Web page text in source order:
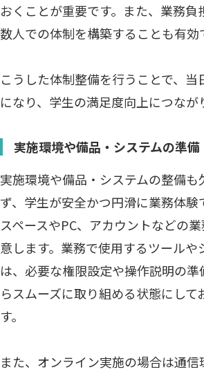
おくことが重要です。また、業務
数人での体制を構築することも有効
こうした体制整備を行うことで、当
になり、学生の満足度向上につなが
実施環境や備品・システムの準備
実施環境や備品・システムの整備も
ず、学生が安全かつ円滑に業務体験
スペースやPC、アカウントなどの
意します。業務で使用するツールや
は、必要な権限設定や操作説明の
らスムーズに取り組める状態にして
す。
また、オンライン実施の場合は通